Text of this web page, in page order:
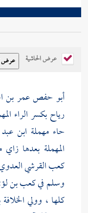
عرض الحاشية
أبو حفص عمر بن
رياح بكسر الراء
حاء مهملة ابن
المهملة بعدها
كعب القرشي
وسلم فيكعب بن
كلها ، وولي